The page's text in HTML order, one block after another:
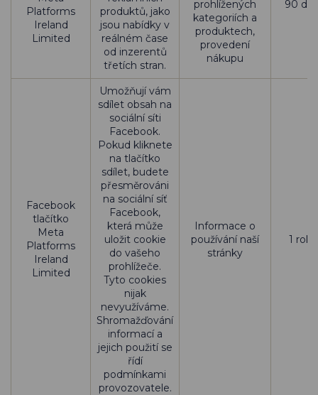
Platforms
Ireland
Limited
produktů, jako
jsou nabídky v
reálném čase
od inzerentů
třetích stran.
prohlížených
kategoriích a
produktech,
provedení
nákupu
90 dní
Facebook
tlačítko
Meta
Platforms
Ireland
Limited
Umožňují vám
sdílet obsah na
sociální síti
Facebook.
Pokud kliknete
na tlačítko
sdílet, budete
přesměrováni
na sociální síť
Facebook,
která může
uložit cookie
do vašeho
prohlížeče.
Tyto cookies
nijak
nevyužíváme.
Shromažďování
informací a
jejich použití se
řídí
podmínkami
provozovatele.
Informace o
používání naší
stránky
1 rok